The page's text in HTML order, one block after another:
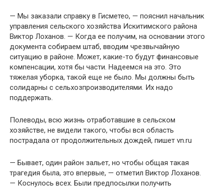
— Мы заказали справку в Гисметео, — пояснил начальник
управления сельского хозяйства Искитимского района
Виктор Лоханов. — Когда ее получим, на основании этого
документа собираем штаб, вводим чрезвычайную
ситуацию в районе. Может, какие-то будут финансовые
компенсации, хотя бы части. Надеемся на это. Это
тяжелая уборка, такой еще не было. Мы должны быть
солидарны с сельхозпроизводителями. Их надо
поддержать.
Полеводы, всю жизнь отработавшие в сельском
хозяйстве, не видели такого, чтобы вся область
пострадала от продолжительных дождей, пишет vn.ru
— Бывает, один район зальет, но чтобы общая такая
трагедия была, это впервые, — отметил Виктор Лоханов.
— Коснулось всех. Были предпосылки получить